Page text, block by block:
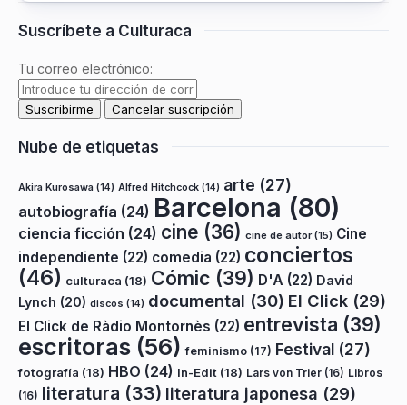
Suscríbete a Culturaca
Tu correo electrónico:
Nube de etiquetas
Akira Kurosawa (14) Alfred Hitchcock (14) arte (27)
autobiografía (24) Barcelona (80)
ciencia ficción (24) cine (36) cine de autor(15) Cine
independiente (22) comedia (22) conciertos
(46) culturaca (18) Cómic (39) D'A (22) David
Lynch (20) discos (14) documental (30) El Click (29)
El Click de Ràdio Montornès (22) entrevista (39)
escritoras (56) feminismo (17) Festival (27)
fotografía (18) HBO (24) In-Edit (18) Lars von Trier (16) Libros
(16) literatura (33) literatura japonesa (29)